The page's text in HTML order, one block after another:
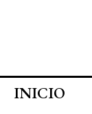
INICIO